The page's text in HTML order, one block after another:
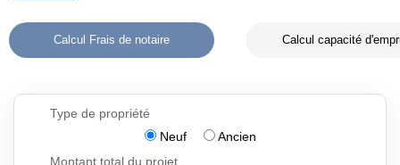
Calcul Frais de notaire Calcul capacité